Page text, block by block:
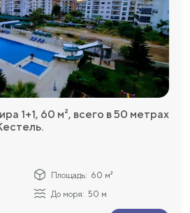
1+1, 60 м², всего в 50 метрах
Площадь: 60 м²
До моря: 50 м